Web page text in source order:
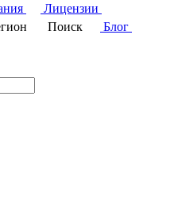
Лицензии
Поиск
Блог